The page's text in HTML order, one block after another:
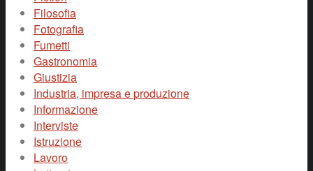
Filosofia
Fotografia
Fumetti
Gastronomia
Giustizia
Industria, impresa e produzione
Informazione
Interviste
Istruzione
Lavoro